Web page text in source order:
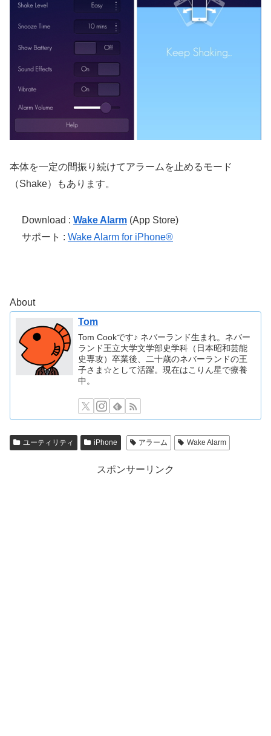
本体を一定の間振り続けてアラームを止めるモード
（Shake）もあります。
Download : Wake Alarm (App Store)
サポート : ‎Wake Alarm for iPhone®
About
Tom
Tom Cookです♪ ネバーランド生まれ。ネバー
ランド王立大学文学部史学科（日本昭和芸能
史専攻）卒業後、二十歳のネバーランドの王
子さま☆として活躍。現在はこりん星で療養
中。
ユーティリティ iPhone アラーム Wake Alarm
スポンサーリンク